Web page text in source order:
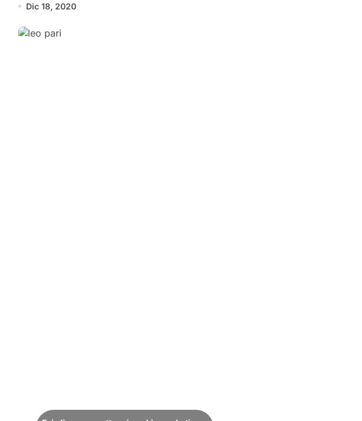
Dic 18, 2020